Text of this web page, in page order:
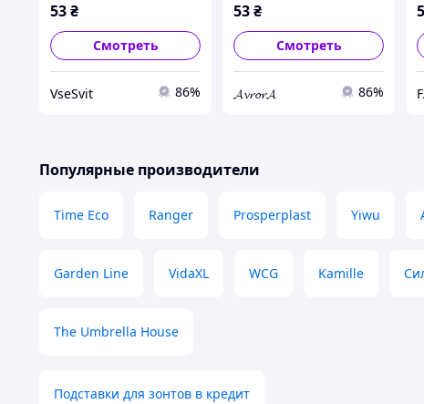
53₴
Смотреть
VseSvit 86%
53₴
Смотреть
𝓐𝓿𝓻𝓸𝓻𝓐 86%
Популярные производители
Time Eco Ranger Prosperplast Yiwu
Garden Line VidaXL WCG Kamille
The Umbrella House
Подставки для зонтов в кредит